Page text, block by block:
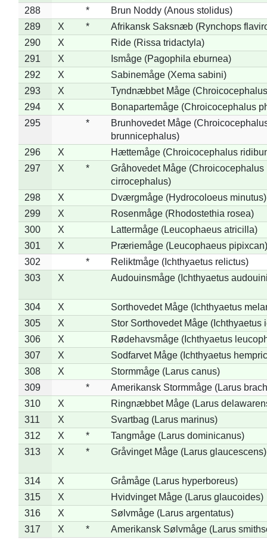
288
*
Brun Noddy (Anous stolidus)
289
X *
Afrikansk Saksnæb (Rynchops
290
X
Ride (Rissa tridactyla)
291
X
Ismåge (Pagophila eburnea)
292
X
Sabinemåge (Xema sabini)
293
X
Tyndnæbbet Måge
294
X
Bonapartemåge (Chroicocephalus
295
*
Brunhovedet Måge
brunnicephalus)
296
X
Hættemåge (Chroicocephalus
297
X *
Gråhovedet Måge (Chroicocephalus
cirrocephalus)
298
X
Dværgmåge (Hydrocoloeus minutus)
299
X
Rosenmåge (Rhodostethia rosea)
300
X
Lattermåge (Leucophaeus atricilla)
301
X
Præriemåge (Leucophaeus pipixcan)
302
*
Reliktmåge (Ichthyaetus relictus)
303
X Audouinsmåge (Ichthyaetus
304 X
Sorthovedet Måge (Ichthyaetus
305
X
Stor Sorthovedet Måge (Ichthyaetus
306
X
Rødehavsmåge (Ichthyaetus
307
X
Sodfarvet Måge (Ichthyaetus
308
X
Stormmåge (Larus canus)
309
*
Amerikansk Stormmåge (Larus
310
X
Ringnæbbet Måge (Larus
311
X
Svartbag (Larus marinus)
312
X *
Tangmåge (Larus dominicanus)
313
X * Gråvinget Måge (Larus glaucescens)
314 X
Gråmåge (Larus hyperboreus)
315
X
Hvidvinget Måge (Larus glaucoides)
316
X
Sølvmåge (Larus argentatus)
317
X *
Amerikansk Sølvmåge (Larus